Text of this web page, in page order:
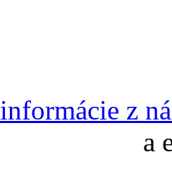
informácie z
a